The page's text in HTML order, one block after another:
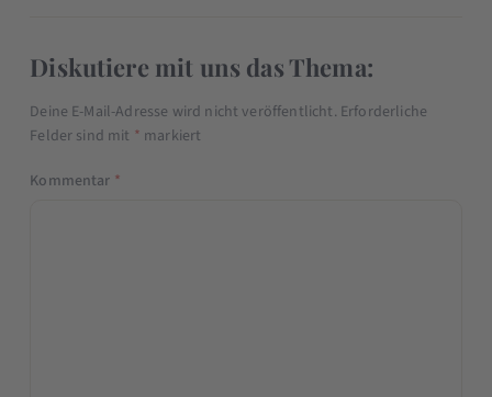
Diskutiere mit uns das Thema:
Deine E-Mail-Adresse wird nicht veröffentlicht. Erforderliche
Felder sind mit * markiert
Kommentar *